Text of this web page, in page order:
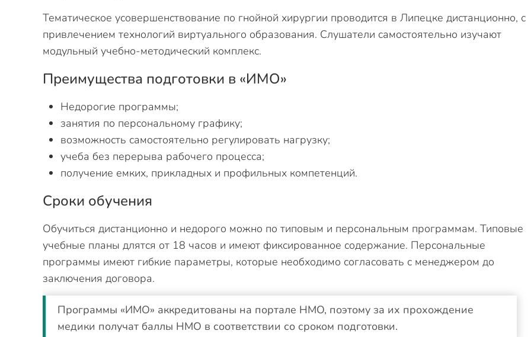
Тематическое усовершенствование по гнойной хирургии проводится в Липецке дистанционно, с
привлечением технологий виртуального образования. Слушатели самостоятельно изучают
модульный учебно-методический комплекс.
Преимущества подготовки в «ИМО»
Недорогие программы;
занятия по персональному графику;
возможность самостоятельно регулировать нагрузку;
учеба без перерыва рабочего процесса;
получение емких, прикладных и профильных компетенций.
Сроки обучения
Обучиться дистанционно и недорого можно по типовым и персональным программам. Типовые
учебные планы длятся от 18 часов и имеют фиксированное содержание. Персональные
программы имеют гибкие параметры, которые необходимо согласовать с менеджером до
заключения договора.
Программы «ИМО» аккредитованы на портале НМО, поэтому за их прохождение
медики получат баллы НМО в соответствии со сроком подготовки.